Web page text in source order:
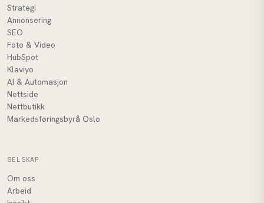
Strategi
Annonsering
SEO
Foto & Video
HubSpot
Klaviyo
AI & Automasjon
Nettside
Nettbutikk
Markedsføringsbyrå Oslo
SELSKAP
Om oss
Arbeid